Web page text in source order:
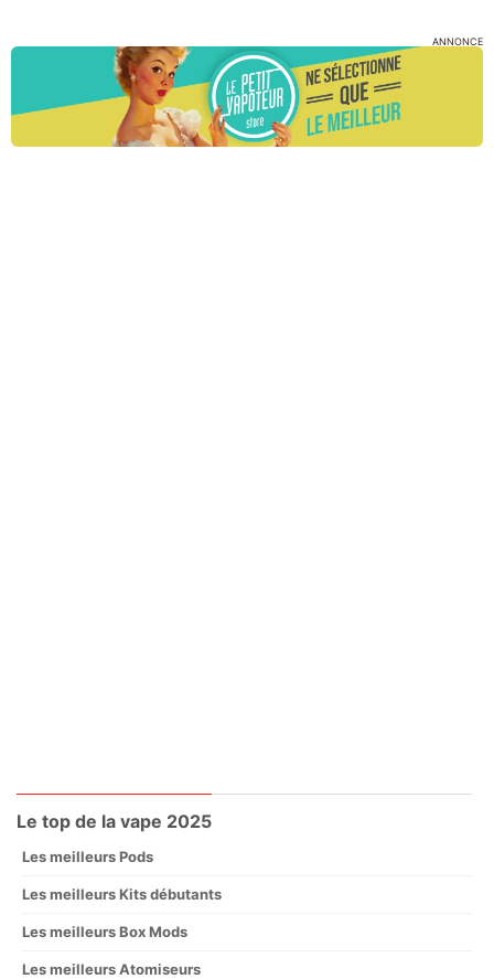
ANNONCE
Le top de la vape 2025
Les meilleurs Pods
Les meilleurs Kits débutants
Les meilleurs Box Mods
Les meilleurs Atomiseurs